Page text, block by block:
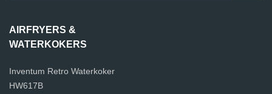
AIRFRYERS &
WATERKOKERS
Inventum Retro Waterkoker
HW617B